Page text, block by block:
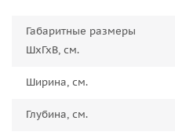
Габаритные размеры
ШхГхВ, см.
Ширина, см.
Глубина, см.